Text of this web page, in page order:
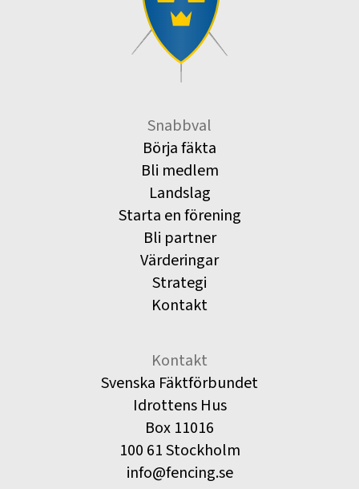
Snabbval
Börja fäkta
Bli medlem
Landslag
Starta en förening
Bli partner
Värderingar
Strategi
Kontakt
Kontakt
Svenska Fäktförbundet
Idrottens Hus
Box 11016
100 61 Stockholm
info@fencing.se